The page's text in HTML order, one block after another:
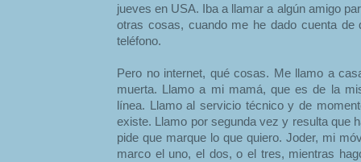
jueves en USA. Iba a llamar a algún amigo
otras cosas, cuando me he dado cuenta
teléfono.
Pero no internet, qué cosas. Me llamo a
muerta. Llamo a mi mamá, que es de la
línea. Llamo al servicio técnico y de
existe. Llamo por segunda vez y resulta que
pide que marque lo que quiero. Joder, mi
marco el uno, el dos, o el tres, mientras